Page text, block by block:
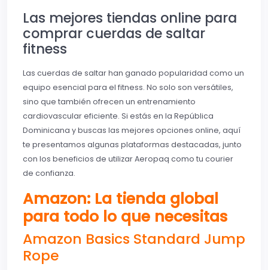
Las mejores tiendas online para
comprar cuerdas de saltar
fitness
Las cuerdas de saltar han ganado popularidad como un
equipo esencial para el fitness. No solo son versátiles,
sino que también ofrecen un entrenamiento
cardiovascular eficiente. Si estás en la República
Dominicana y buscas las mejores opciones online, aquí
te presentamos algunas plataformas destacadas, junto
con los beneficios de utilizar Aeropaq como tu courier
de confianza.
Amazon: La tienda global
para todo lo que necesitas
Amazon Basics Standard Jump
Rope